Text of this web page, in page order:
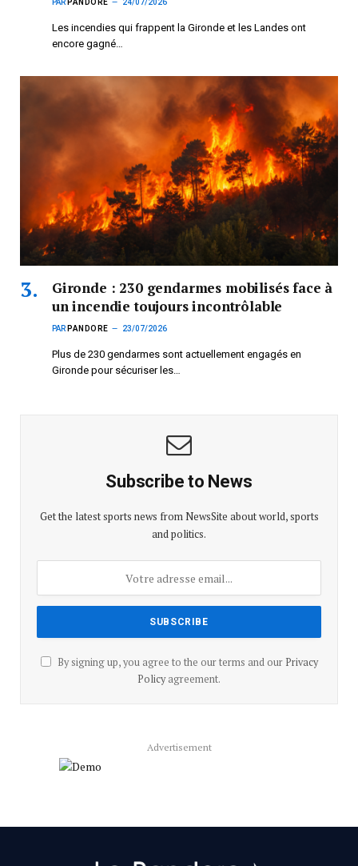
PAR PANDORE 24/07/2026
Les incendies qui frappent la Gironde et les Landes ont
encore gagné…
Gironde : 230 gendarmes mobilisés face à
un incendie toujours incontrôlable
PAR PANDORE 23/07/2026
Plus de 230 gendarmes sont actuellement engagés en
Gironde pour sécuriser les…
Subscribe to News
Get the latest sports news from NewsSite about world, sports
and politics.
By signing up, you agree to the our terms and our Privacy
Policyagreement.
Advertisement